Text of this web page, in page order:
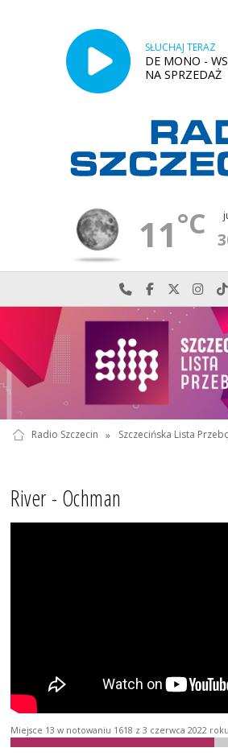
SŁUCHAJ TERAZ
DE MONO -
NA SPRZEDAŻ
11°C
Najlepiej po
Odwiedź nas
Radio Szczecin » Szczecińska Lista
River - Ochman
Miejsce 13 w notowaniu 1618 z 3 czerwca 2022